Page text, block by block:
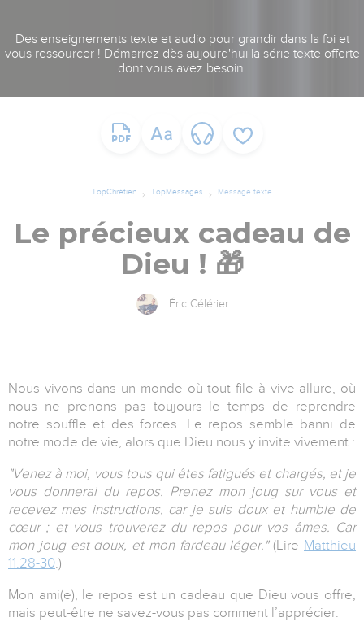
Des enseignements texte et audio pour grandir dans la foi et
vous ressourcer ! Démarrez dès aujourd'hui la série texte offerte
dont vous avez besoin.
TopChrétien TopMessages Message texte
Le précieux cadeau de
Dieu ! 🎁
Éric Célérier
Nous vivons dans un monde où tout file à vive allure, où
nous ne prenons pas toujours le temps de reprendre
notre souffle et des forces. Le repos semble banni de
notre mode de vie, alors que Dieu nous y invite vivement :
"Venez à moi, vous tous qui êtes fatigués et chargés, et je
vous donnerai du repos. Prenez mon joug sur vous et
recevez mes instructions, car je suis doux et humble de
cœur ; et vous trouverez du repos pour vos âmes. Car
mon joug est doux, et mon fardeau léger."(Lire Matthieu
11.28-30.)
Mon ami(e), le repos est un cadeau que Dieu vous offre,
mais peut-être ne savez-vous pas comment l’apprécier.